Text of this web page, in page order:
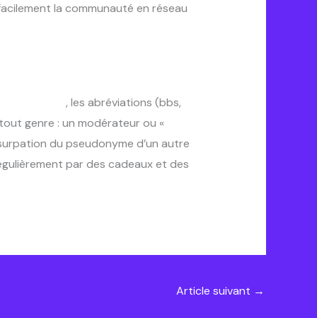
la communauté en réseau
, les abréviations (bbs,
genre : un modérateur ou «
du pseudonyme d’un autre
par des cadeaux et des
Article suivant →